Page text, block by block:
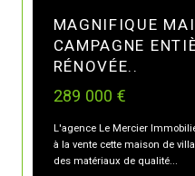
MAGNIFIQUE
CAMPAGNE
RÉNOVÉE..
289 000 €
L'agence Le Mercier
à la vente cette maison de
des matériaux de qualité...